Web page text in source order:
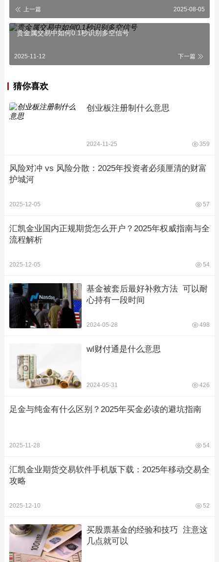
上一篇 2025-08-05
贵金属交易中如何0.1秒识别多空信号
2025-11-12 下一篇
猜你喜欢
创业板注册制什么意思
2024-11-25 359
风险对冲 vs 风险分散：2025年投资者必须厘清的财富
护城河
2025-12-05 57
汇凯金业国内正规期货怎么开户？2025年权威指南与全
流程解析
2025-12-05 54
基金被套后最好补救方法  可以耐
心持有一段时间
2024-05-28 498
wl财付通是什么意思
2024-05-31 426
足金与纯金有什么区别？2025年买金必读的避坑指南
2025-11-28 54
汇凯金业期货交易软件手机版下载：2025年移动交易全
攻略
2025-12-10 52
买股票基金的经验和技巧  注意这
几点就可以